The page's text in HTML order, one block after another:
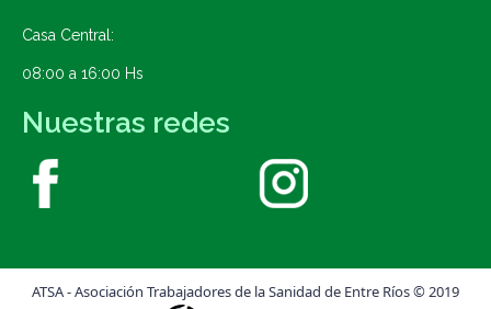
Casa Central:
08:00 a 16:00 Hs
Nuestras redes
ATSA - Asociación Trabajadores de la Sanidad de Entre Ríos © 2019